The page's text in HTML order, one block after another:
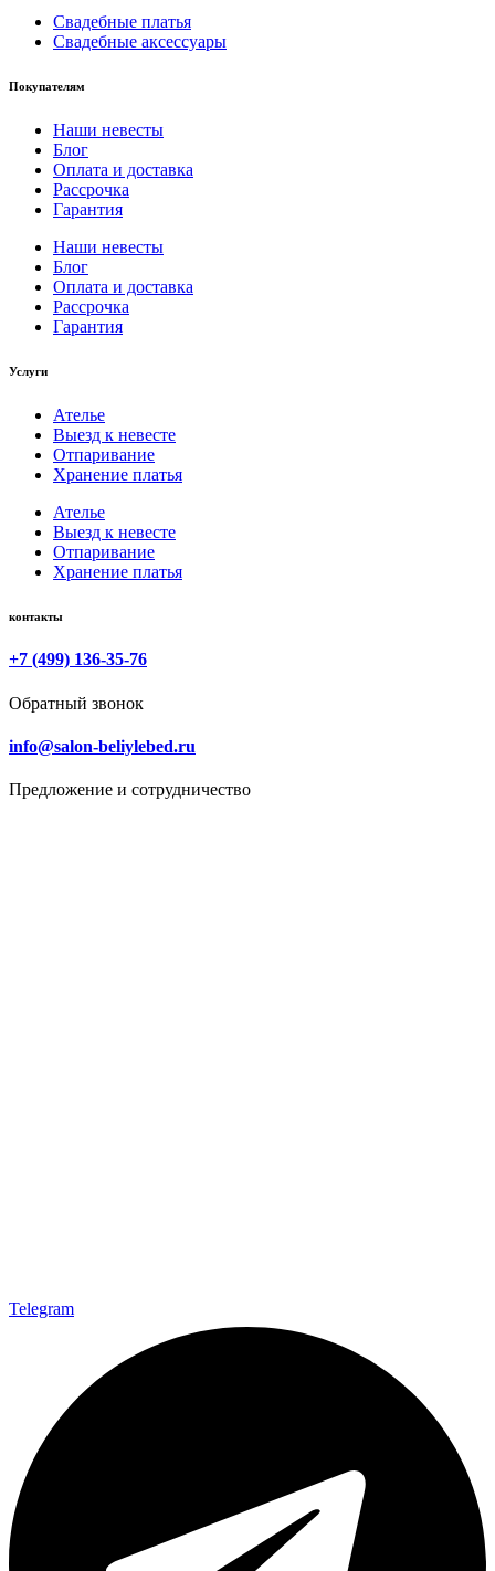
Свадебные платья
Свадебные аксессуары
Покупателям
Наши невесты
Блог
Оплата и доставка
Рассрочка
Гарантия
Наши невесты
Блог
Оплата и доставка
Рассрочка
Гарантия
Услуги
Ателье
Выезд к невесте
Отпаривание
Хранение платья
Ателье
Выезд к невесте
Отпаривание
Хранение платья
контакты
+7 (499) 136-35-76
Обратный звонок
info@salon-beliylebed.ru
Предложение и сотрудничество
Telegram